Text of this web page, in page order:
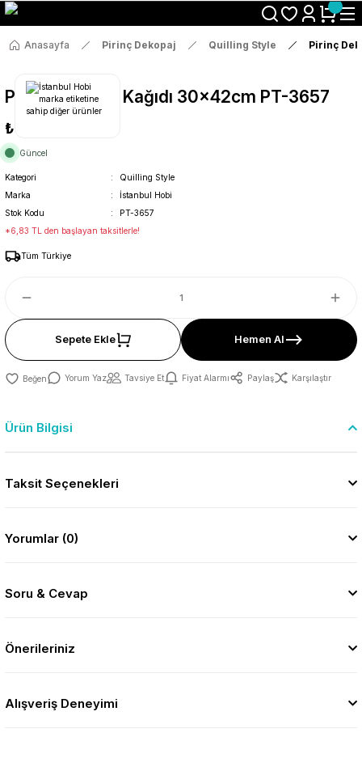
Size Özel "HG10" Koduyla Sepette Hemen %10 İndirimi Kaçırma
Anasayfa Pirinç Dekopaj Quilling Style Pirinç
Pirinç Dekopaj Kağıdı 30x42cm PT-3657
₺36
Güncel
Kategori
Quilling Style
Marka
İstanbul Hobi
Stok Kodu
PT-3657
*6,83 TL den başlayan taksitlerle!
Tüm Türkiye
Sepete Ekle Hemen Al
Yorum Yaz Tavsiye Et Fiyat Alarmı Paylaş Karşılaştır
Ürün Bilgisi
Taksit Seçenekleri
Yorumlar (0)
Soru & Cevap
Önerileriniz
Alışveriş Deneyimi